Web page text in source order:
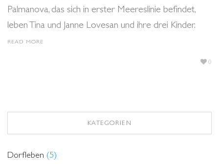
Palmanova, das sich in erster Meereslinie befindet,
leben Tina und Janne Lovesan und ihre drei Kinder.
READ MORE
0
KATEGORIEN
Dorfleben (5)